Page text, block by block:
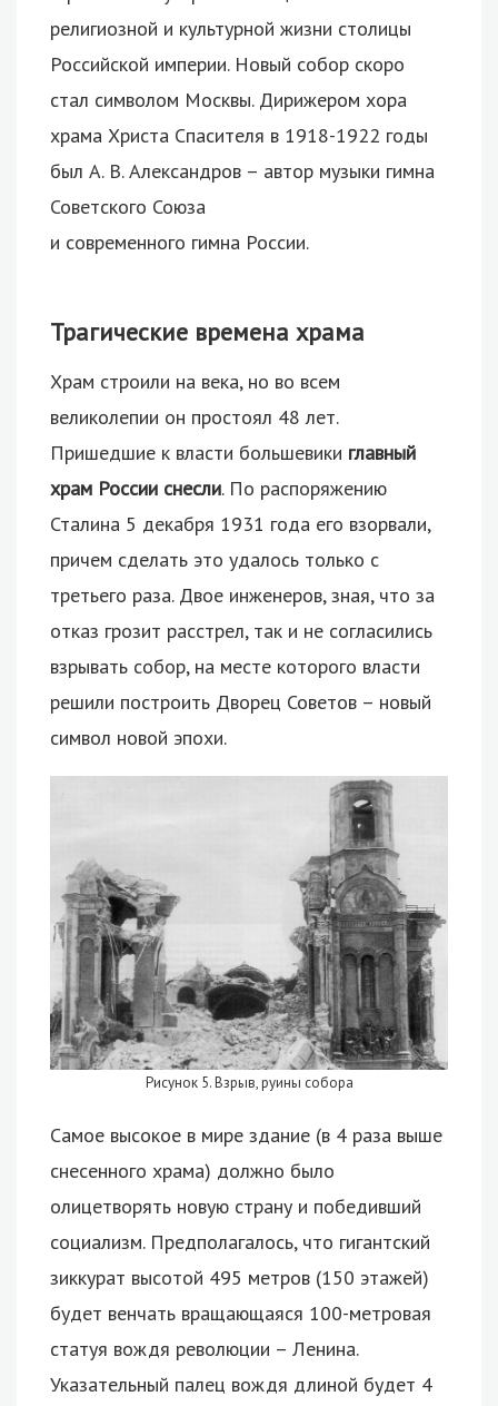
религиозной и культурной жизни столицы
Российской империи. Новый собор скоро
стал символом Москвы. Дирижером хора
храма Христа Спасителя в 1918-1922 годы
был А. В. Александров – автор музыки гимна
Советского Союза
и современного гимна России.
Трагические времена храма
Храм строили на века, но во всем
великолепии он простоял 48 лет.
Пришедшие к власти большевики главный
храм России снесли. По распоряжению
Сталина 5 декабря 1931 года его взорвали,
причем сделать это удалось только с
третьего раза. Двое инженеров, зная, что за
отказ грозит расстрел, так и не согласились
взрывать собор, на месте которого власти
решили построить Дворец Советов – новый
символ новой эпохи.
Рисунок 5. Взрыв, руины собора
Самое высокое в мире здание (в 4 раза выше
снесенного храма) должно было
олицетворять новую страну и победивший
социализм. Предполагалось, что гигантский
зиккурат высотой 495 метров (150 этажей)
будет венчать вращающаяся 100-метровая
статуя вождя революции – Ленина.
Указательный палец вождя длиной будет 4